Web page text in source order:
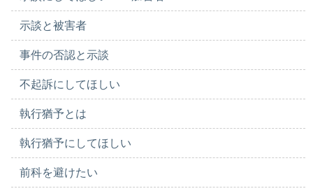
示談と被害者
事件の否認と示談
不起訴にしてほしい
執行猶予とは
執行猶予にしてほしい
前科を避けたい